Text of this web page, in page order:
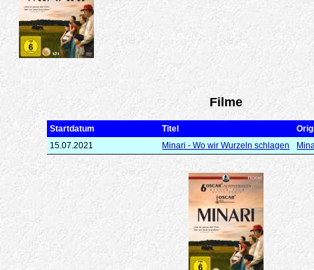
Filme
Startdatum Titel
15.07.2021
Minari - Wo wir Wurzeln schlagen